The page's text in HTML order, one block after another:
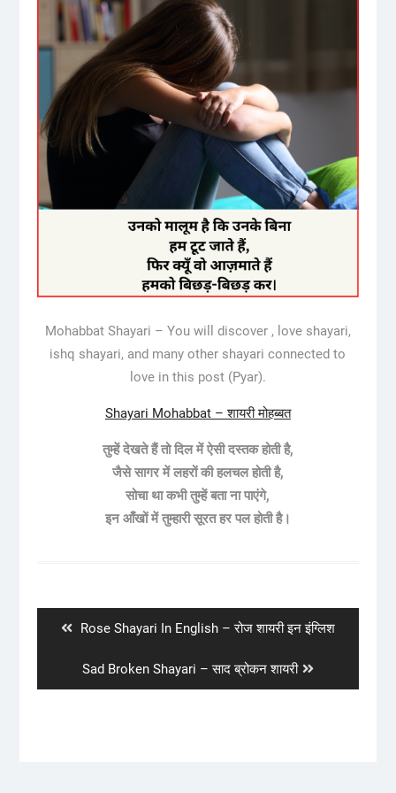
Mohabbat Shayari – You will discover , love shayari,
ishq shayari, and many other shayari connected to
love in this post (Pyar).
Shayari Mohabbat – शायरी मोहब्बत
तुम्हें देखते हैं तो दिल में ऐसी दस्तक होती है,
जैसे सागर में लहरों की हलचल होती है,
सोचा था कभी तुम्हें बता ना पाएंगे,
इन आँखों में तुम्हारी सूरत हर पल होती है।
Previous
Rose Shayari In English – रोज शायरी इन इंग्लिश
Next
post:
Sad Broken Shayari – साद ब्रोकन शायरी